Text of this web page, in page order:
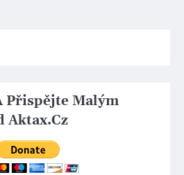
Přispějte Malým
Aktax.Cz